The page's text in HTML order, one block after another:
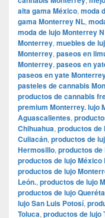
alta gama México, moda
gama Monterrey NL,
moda de lujo Monterrey
Monterrey, muebles de
Monterrey, paseos en
Monterrey, paseos en
paseos en yate
pasteles de cannabis
productos de cannabis
premium Monterrey. lujo
Aguascalientes,
Chihuahua, productos de
Culiacán, productos de
Hermosillo, productos de
productos de lujo México
productos de lujo
León., productos de lujo
productos de lujo
lujo San Luis Potosí,
Toluca, productos de lujo